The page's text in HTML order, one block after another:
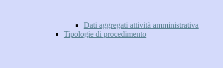
Dati aggregati attività amministrativa
Tipologie di procedimento